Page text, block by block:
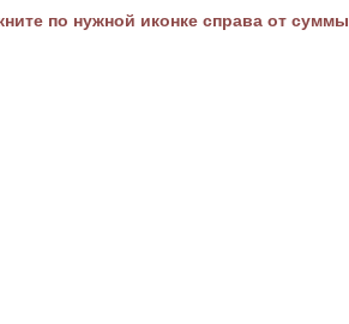
по нужной иконке справа от суммы